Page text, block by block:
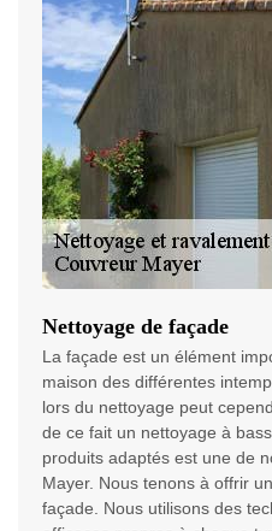
Nettoyage de façade
La façade est un élément
maison des différentes
lors du nettoyage peut
de ce fait un nettoyage à
produits adaptés est une de
Mayer. Nous tenons à offrir
façade. Nous utilisons des